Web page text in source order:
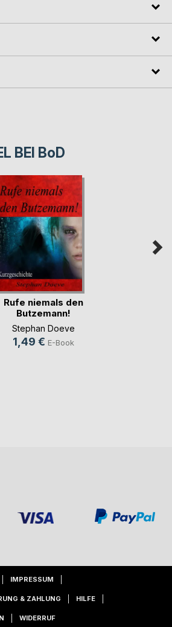
BEI BoD
Rufe niemals den
Butzemann!
Stephan Doeve
1,49 € E-Book
IMPRESSUM
& ZAHLUNG HILFE
WIDERRUF